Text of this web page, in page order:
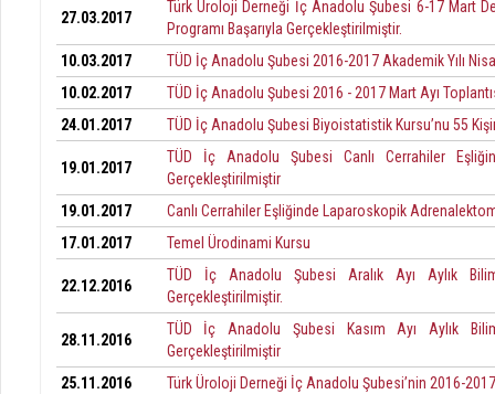
27.03.2017
Türk Üroloji Derneği İç Anadolu Şubesi 6-17 Mart
Programı Başarıyla Gerçekleştirilmiştir.
10.03.2017
TÜD İç Anadolu Şubesi 2016-2017 Akademik Yılı
10.02.2017
TÜD İç Anadolu Şubesi 2016 - 2017 Mart Ayı
24.01.2017
TÜD İç Anadolu Şubesi Biyoistatistik Kursu’nu 55
19.01.2017
TÜD İç Anadolu Şubesi Canlı Cerrahiler
Gerçekleştirilmiştir
19.01.2017
Canlı Cerrahiler Eşliğinde Laparoskopik
17.01.2017
Temel Ürodinami Kursu
22.12.2016
TÜD İç Anadolu Şubesi Aralık Ayı Aylık
Gerçekleştirilmiştir.
28.11.2016
TÜD İç Anadolu Şubesi Kasım Ayı Aylık
Gerçekleştirilmiştir
25.11.2016
Türk Üroloji Derneği İç Anadolu Şubesi’nin 2016-2017